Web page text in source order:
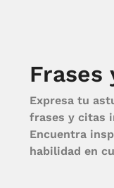
Frases
Expresa tu
frases y citas
Encuentra
habilidad en